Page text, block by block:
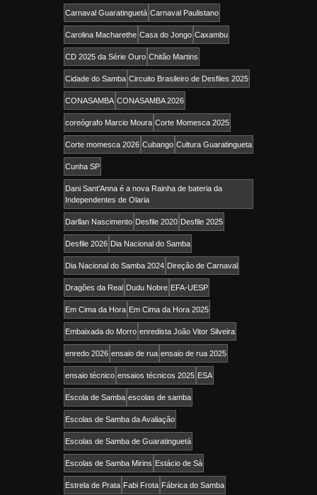
Carnaval Guaratinguetá Carnaval Paulistano
Carolina Macharethe Casa do Jongo Caxambu
CD 2025 da Série Ouro Chitão Martins
Cidade do Samba Circuito Brasileiro de Desfiles 2025
CONASAMBA CONASAMBA 2026
coreógrafo Marcio Moura Corte Momesca 2025
Corte momesca 2026 Cubango Cultura Guaratingueta
Cunha SP
Dani Sant’Anna é a nova Rainha de bateria da
Independentes de Olaria
Darllan Nascimento Desfile 2020 Desfile 2025
Desfile 2026 Dia Nacional do Samba
Dia Nacional do Samba 2024 Direção de Carnaval
Dragões da Real Dudu Nobre EFA-UESP
Em Cima da Hora Em Cima da Hora 2025
Embaixada do Morro enredista João Vitor Silveira
enredo 2026 ensaio de rua ensaio de rua 2025
ensaio técnico ensaios técnicos 2025 ESA
Escola de Samba escolas de samba
Escolas de Samba da Avaliação
Escolas de Samba de Guaratinguetá
Escolas de Samba Mirins Estácio de Sá
Estrela de Prata Fabi Frota Fábrica do Samba